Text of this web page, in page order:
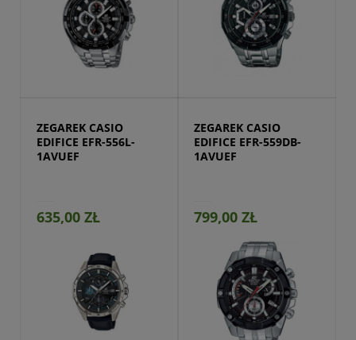
ZEGAREK CASIO
EDIFICE EFR-556L-
1AVUEF
635,00 ZŁ
ZEGAREK CASIO
EDIFICE EFR-559DB-
1AVUEF
799,00 ZŁ